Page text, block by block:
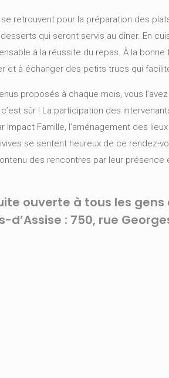
retrouvent pour la préparation des
qui seront servis au dîner. En
à la réussite du repas. À la bonne
et à échanger des petits trucs qui
proposés à chaque mois, vous
sûr ! La participation des
Famille, l’aménagement des
se sentent heureux de ce rendez-
des rencontres par leur présence
ouverte à tous les gens
d’Assise : 750, rue